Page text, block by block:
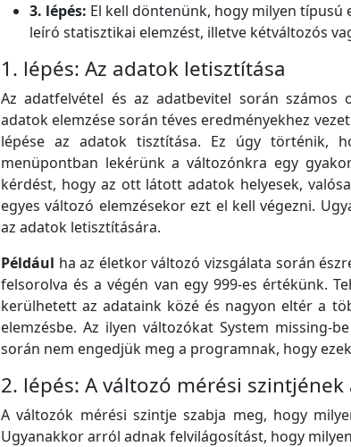
3. lépés: El kell döntenünk, hogy milyen típusú
leíró statisztikai elemzést, illetve kétváltozós
1. lépés: Az adatok letisztítása
Az adatfelvétel és az adatbevitel során
adatok elemzése során téves eredményekhez
lépése az adatok tisztítása. Ez úgy történik,
menüpontban lekérünk a változónkra egy
kérdést, hogy az ott látott adatok helyesek,
egyes változó elemzésekor ezt el kell végezni.
az adatok letisztítására.
Például ha az életkor változó vizsgálata során
felsorolva és a végén van egy 999-es értékünk.
kerülhetett az adataink közé és nagyon eltér a
elemzésbe. Az ilyen változókat System missing-
során nem engedjük meg a programnak, hogy
2. lépés: A változó mérési
A változók mérési szintje szabja meg, hogy
Ugyanakkor arról adnak felvilágosítást, hogy